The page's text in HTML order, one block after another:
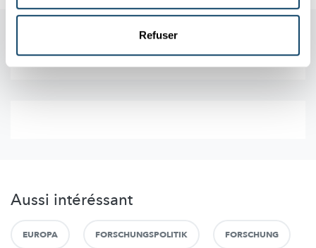
Refuser
Aussi intéréssant
EUROPA FORSCHUNGSPOLITIK FORSCHUNG